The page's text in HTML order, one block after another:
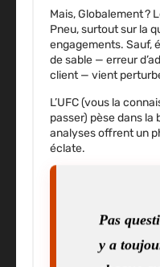
Mais, Globalement ?
Pneu, surtout sur la
engagements. Sauf,
de sable — erreur
client — vient
L’UFC (vous la
passer) pèse dans la
analyses offrent un
éclate.
Pas
y a